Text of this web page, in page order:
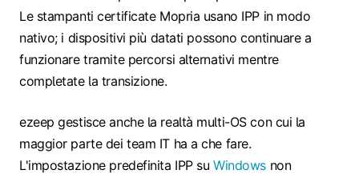
Le stampanti certificate Mopria usano IPP in modo
nativo; i dispositivi più datati possono continuare a
funzionare tramite percorsi alternativi mentre
completate la transizione.
ezeep gestisce anche la realtà multi-OS con cui la
maggior parte dei team IT ha a che fare.
L'impostazione predefinita IPP suWindowsnon